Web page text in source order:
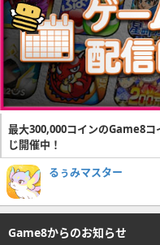
最大300,000コインのGame8コ
じ開催中！
るぅみマスター
Game8からのお知らせ